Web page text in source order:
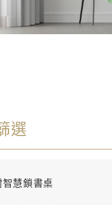
選
智慧鎖書桌